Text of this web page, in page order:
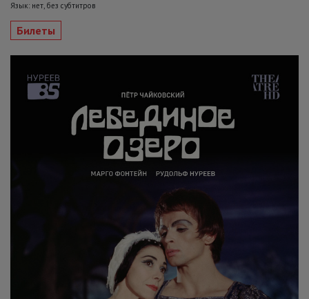
Язык: нет, без субтитров
Билеты